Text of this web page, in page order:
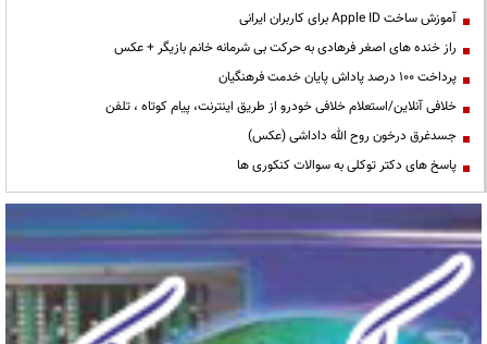
آموزش ساخت Apple ID برای کاربران ایرانی
راز خنده های اصغر فرهادی به حرکت بی شرمانه خانم بازیگر + عکس
پرداخت ۱۰۰ درصد پاداش پایان خدمت فرهنگیان
خلافی آنلاین/استعلام خلافی خودرو از طریق اینترنت، پیام کوتاه ، تلفن
جسدغرق درخون روح الله داداشی (عکس)
پاسخ های دکتر توکلی به سوالات کنکوری ها